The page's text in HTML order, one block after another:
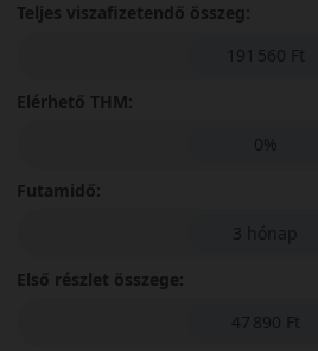
Teljes viszafizetendő összeg:
191 560 Ft
Elérhető THM:
0%
Futamidő:
3 hónap
Első részlet összege:
47 890 Ft